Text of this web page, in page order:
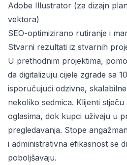
Adobe Illustrator (za dizajn
vektora)
SEO-optimizirano rutiranje i
Stvarni rezultati iz stvarnih
U prethodnim projektima,
da digitalizuju cijele zgrade sa
isporučujući odzivne,
nekoliko sedmica. Klijenti
oglasima, dok kupci uživaju u
pregledavanja. Stope
i administrativna efikasnost se
poboljšavaju.